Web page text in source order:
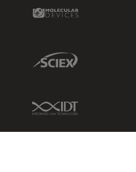
Molecular Devices Link
Sciex Link
IDT Link